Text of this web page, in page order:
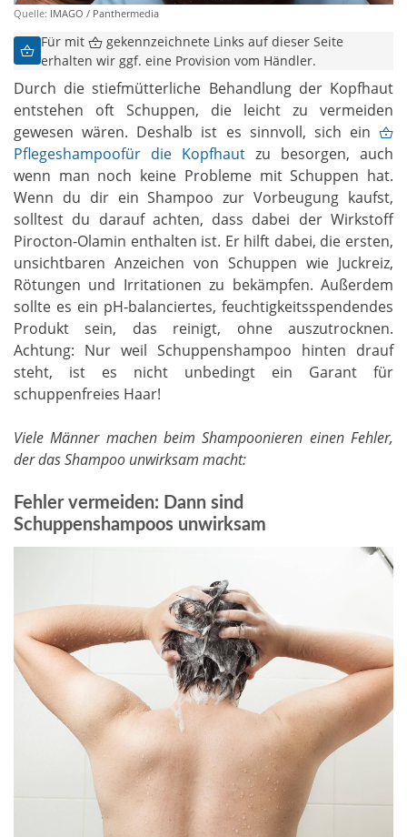
Quelle: IMAGO / Panthermedia
Für mit
gekennzeichnete Links auf dieser Seite
erhalten wir ggf. eine Provision vom Händler.
Durch die stiefmütterliche Behandlung der Kopfhaut
entstehen oft Schuppen, die leicht zu vermeiden
gewesen wären. Deshalb ist es sinnvoll, sich ein
Pflegeshampoofür die Kopfhaut zu besorgen, auch
wenn man noch keine Probleme mit Schuppen hat.
Wenn du dir ein Shampoo zur Vorbeugung kaufst,
solltest du darauf achten, dass dabei der Wirkstoff
Pirocton-Olamin enthalten ist. Er hilft dabei, die ersten,
unsichtbaren Anzeichen von Schuppen wie Juckreiz,
Rötungen und Irritationen zu bekämpfen. Außerdem
sollte es ein pH-balanciertes, feuchtigkeitsspendendes
Produkt sein, das reinigt, ohne auszutrocknen.
Achtung: Nur weil Schuppenshampoo hinten drauf
steht, ist es nicht unbedingt ein Garant für
schuppenfreies Haar!
Viele Männer machen beim Shampoonieren einen Fehler,
der das Shampoo unwirksam macht:
Fehler vermeiden: Dann sind
Schuppenshampoos unwirksam